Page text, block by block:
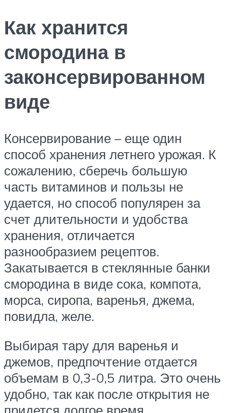
Как хранится
смородина в
законсервированном
виде
Консервирование – еще один
способ хранения летнего урожая. К
сожалению, сберечь большую
часть витаминов и пользы не
удается, но способ популярен за
счет длительности и удобства
хранения, отличается
разнообразием рецептов.
Закатывается в стеклянные банки
смородина в виде сока, компота,
морса, сиропа, варенья, джема,
повидла, желе.
Выбирая тару для варенья и
джемов, предпочтение отдается
объемам в 0,3-0,5 литра. Это очень
удобно, так как после открытия не
придется долгое время